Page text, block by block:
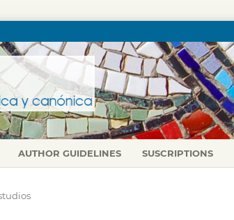
AUTHOR GUIDELINES SUSCRIPTIONS